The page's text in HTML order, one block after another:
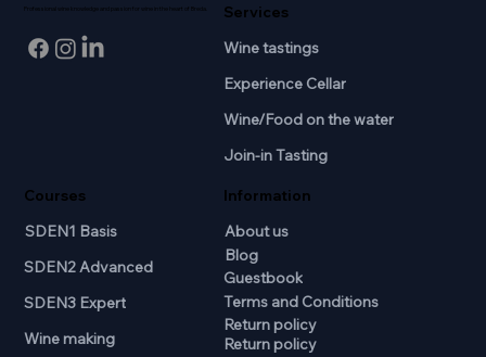
Professional wine knowledge and passion for wine in the heart of Breda.
Courses
SDEN1 Basis
SDEN2 Advanced
SDEN3 Expert
Wine making
Services
Wine tastings
Experience Cellar
Wine/Food on the water
Join-in Tasting
Information
About us
Blog
Guestbook
Terms and Conditions
Return policy
Return policy